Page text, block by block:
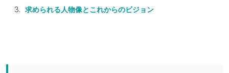
求められる人物像とこれからのビジョン